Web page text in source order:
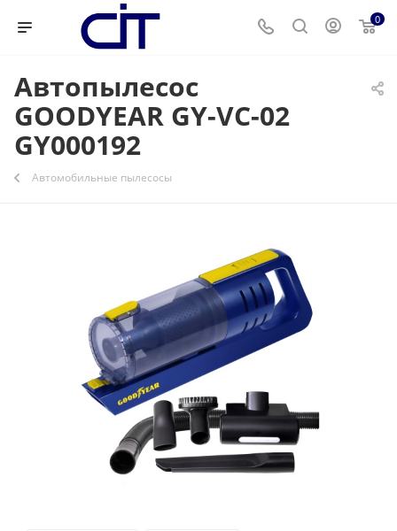
0
Автопылесос
GOODYEAR GY-VC-02
GY000192
Автомобильные пылесосы